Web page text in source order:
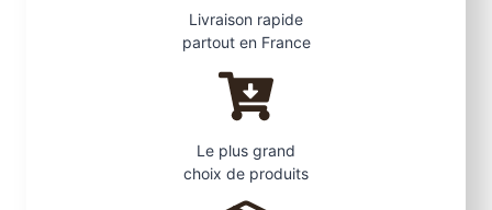
3
6
0
x
1
8
c
m
Livraison rapide
partout en France
Le plus grand
choix de produits